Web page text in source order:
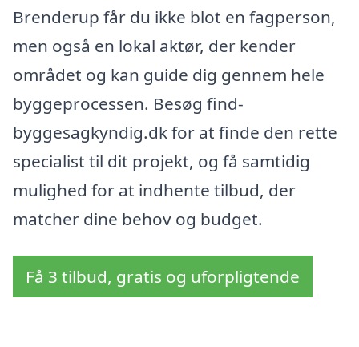
Brenderup får du ikke blot en fagperson,
men også en lokal aktør, der kender
området og kan guide dig gennem hele
byggeprocessen. Besøg find-
byggesagkyndig.dk for at finde den rette
specialist til dit projekt, og få samtidig
mulighed for at indhente tilbud, der
matcher dine behov og budget.
Få 3 tilbud, gratis og uforpligtende